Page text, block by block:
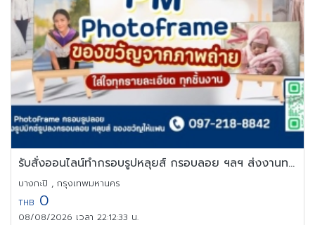
รับสั่งออนไลน์ทำกรอบรูปหลุยส์ กรอบลอย ฯลฯ ส่งงานทางไปรษณีย์
บางกะปิ , กรุงเทพมหานคร
THB 0
08/08/2026 เวลา 22:12:33 น.